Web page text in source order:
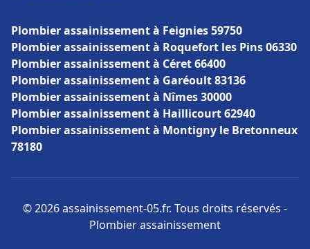
Plombier assainissement à Feignies 59750
Plombier assainissement à Roquefort les Pins 06330
Plombier assainissement à Céret 66400
Plombier assainissement à Garéoult 83136
Plombier assainissement à Nîmes 30000
Plombier assainissement à Haillicourt 62940
Plombier assainissement à Montigny le Bretonneux
78180
© 2026 assainissement-05.fr. Tous droits réservés -
Plombier assainissement